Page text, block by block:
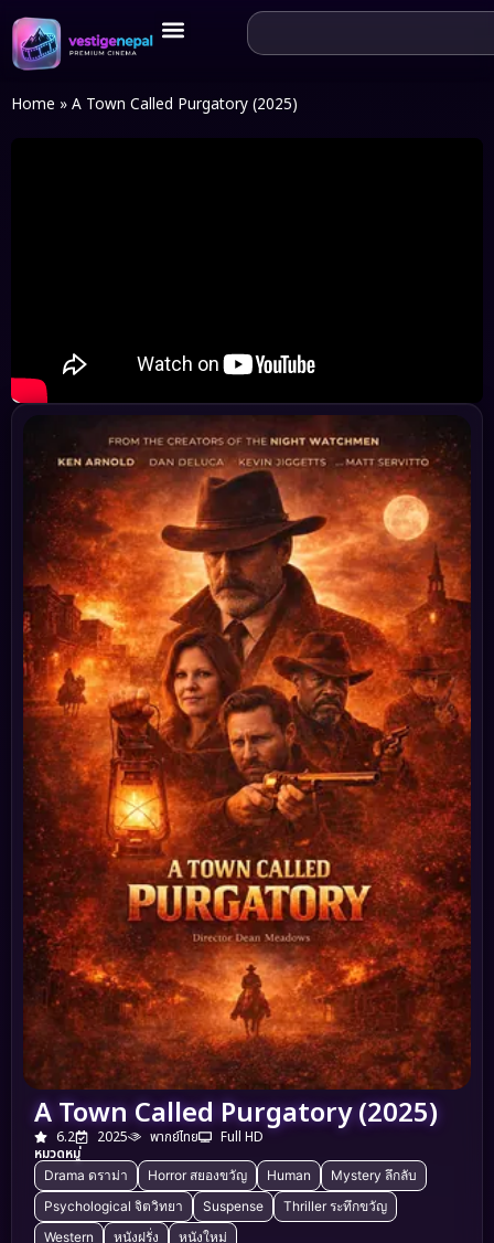
Home » A Town Called Purgatory (2025)
A Town Called Purgatory (2025)
6.2 2025 พากย์ไทย
Full HD
หมวดหมู่
Drama ดราม่า Horror สยองขวัญ Human
Mystery ลึกลับ
Psychological จิตวิทยา
Suspense
Thriller ระทึกขวัญ
Western
หนังฝรั่ง
หนังใหม่